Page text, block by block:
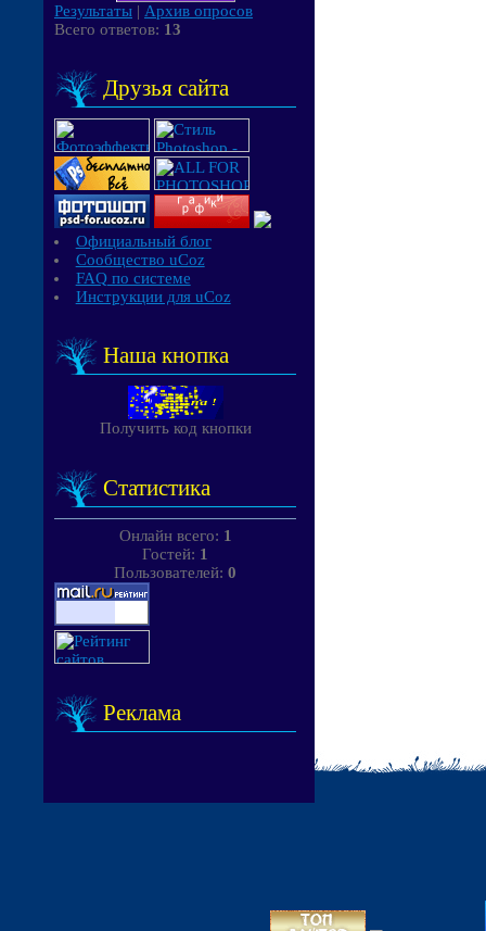
Результаты | Архив опросов
Всего ответов: 13
Друзья сайта
Официальный блог
Сообщество uCoz
FAQ по системе
Инструкции для uCoz
Наша кнопка
Получить код кнопки
Статистика
Онлайн всего: 1
Гостей: 1
Пользователей: 0
Реклама